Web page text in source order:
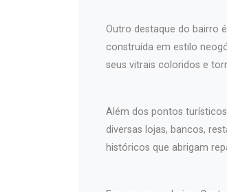
Outro destaque do bairro
construída em estilo
seus vitrais coloridos e
Além dos pontos
diversas lojas, bancos,
históricos que abrigam